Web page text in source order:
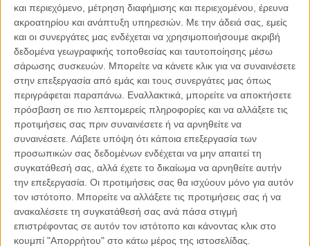
και περιεχόμενο, μέτρηση διαφήμισης και περιεχομένου, έρευνα
ακροατηρίου και ανάπτυξη υπηρεσιών. Με την άδειά σας, εμείς
και οι συνεργάτες μας ενδέχεται να χρησιμοποιήσουμε ακριβή
δεδομένα γεωγραφικής τοποθεσίας και ταυτοποίησης μέσω
σάρωσης συσκευών. Μπορείτε να κάνετε κλικ για να συναινέσετε
στην επεξεργασία από εμάς και τους συνεργάτες μας όπως
περιγράφεται παραπάνω. Εναλλακτικά, μπορείτε να αποκτήσετε
πρόσβαση σε πιο λεπτομερείς πληροφορίες και να αλλάξετε τις
προτιμήσεις σας πριν συναινέσετε ή να αρνηθείτε να
συναινέσετε. Λάβετε υπόψη ότι κάποια επεξεργασία των
προσωπικών σας δεδομένων ενδέχεται να μην απαιτεί τη
συγκατάθεσή σας, αλλά έχετε το δικαίωμα να αρνηθείτε αυτήν
την επεξεργασία. Οι προτιμήσεις σας θα ισχύουν μόνο για αυτόν
τον ιστότοπο. Μπορείτε να αλλάξετε τις προτιμήσεις σας ή να
ανακαλέσετε τη συγκατάθεσή σας ανά πάσα στιγμή
επιστρέφοντας σε αυτόν τον ιστότοπο και κάνοντας κλικ στο
κουμπί "Απορρήτου" στο κάτω μέρος της ιστοσελίδας.
04.08.2026, 11:30
Στην εποχή της κατανόησης της πληροφορίας
Ζούμε σε μια παράδοξη εποχή. Ποτέ άλλοτε στην ιστορία της
ανθρωπότητας δεν είχαμε πρόσβαση σε τόση πληροφορία. Μέσα σε
Παρεμβάσεις
Κέλλυ Καμπάκη